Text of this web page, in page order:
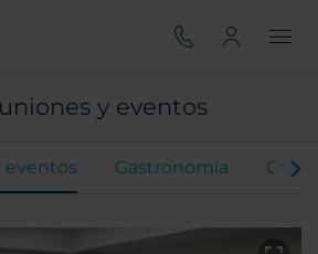
y eventos
eventos Gastronomía